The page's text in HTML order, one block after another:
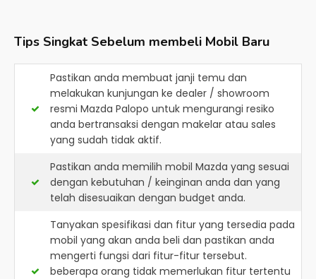
Tips Singkat Sebelum membeli Mobil Baru
Pastikan anda membuat janji temu dan
melakukan kunjungan ke dealer / showroom
resmi Mazda Palopo untuk mengurangi resiko
anda bertransaksi dengan makelar atau sales
yang sudah tidak aktif.
Pastikan anda memilih mobil Mazda yang sesuai
dengan kebutuhan / keinginan anda dan yang
telah disesuaikan dengan budget anda.
Tanyakan spesifikasi dan fitur yang tersedia pada
mobil yang akan anda beli dan pastikan anda
mengerti fungsi dari fitur-fitur tersebut.
beberapa orang tidak memerlukan fitur tertentu